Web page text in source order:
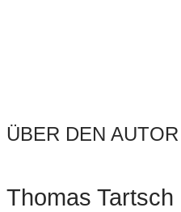
ÜBER DEN
Thomas Tartsch